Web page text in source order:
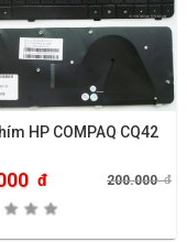
HP COMPAQ CQ42
đ 200.000đ